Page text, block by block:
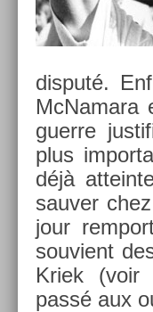
dis­puté.
McNamara
guer­re
plus
déjà
sauv­er
jour
souvient
Kriek (voir
passé aux